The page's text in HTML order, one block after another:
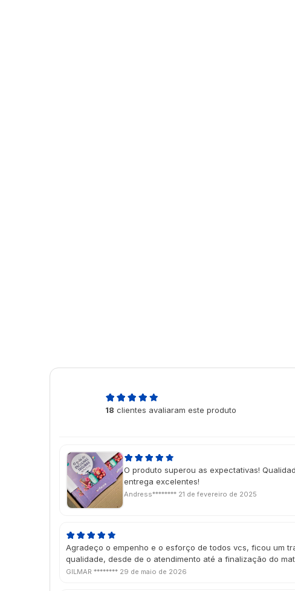
18 clientes avaliaram este produto
O produto superou as expectativas!
entrega excelentes!
Andress******** 21 de fevereiro de 2025
Agradeço o empenho e o esforço de todos vcs, ficou um
qualidade, desde de o atendimento até a finalização do
GILMAR ******** 29 de maio de 2026